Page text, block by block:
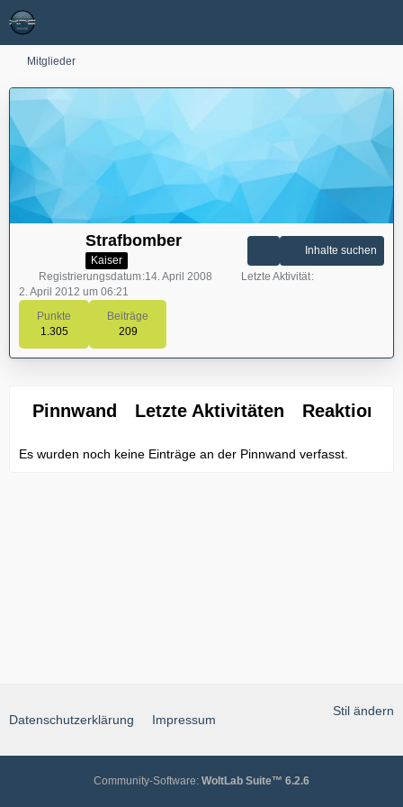
Mitglieder
Strafbomber
Kaiser
Punkte
1.305
Beiträge
209
Inhalte suchen
Registrierungsdatum 14. April 2008
Letzte Aktivität
2. April 2012 um 06:21
Pinnwand Letzte Aktivitäten Reaktionen
Es wurden noch keine Einträge an der Pinnwand verfasst.
Stil ändern
Datenschutzerklärung Impressum
Community-Software: WoltLab Suite™ 6.2.6